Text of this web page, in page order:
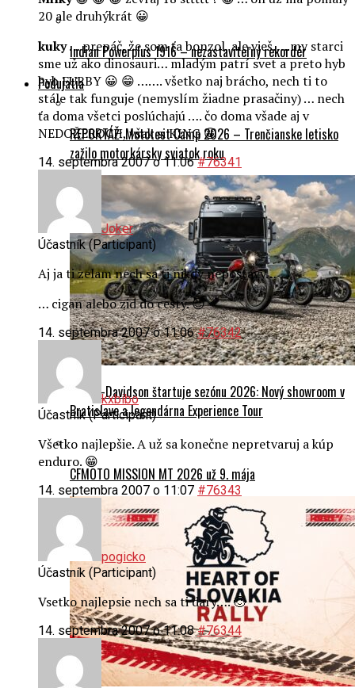
Indian Powerplus 1916 – nezastaviteľný rekordér
Podujatia
REPORTÁŽ: Mototest Camp 2026 – Trenčianske letisko
zažilo motorkársky sviatok roku
Harley-Davidson štartuje sezónu 2026: Nový showroom v
Bratislave a legendárna Experience Tour
CFMOTO MISSION MT 2026 už 9. mája
20 ale druhýkrát 😀
kuky… prepáč, že som ťa bonzol, ale vieš…..my starci
sme už ako dinosauri… mladým patrí svet a preto hyb
hyb FURBY 😀 😁 ……. všetko naj brácho, nech ti to
stále tak funguje (nemyslím žiadne prasačiny) … nech
ťa doma všetci poslúchajú …. čo doma všade aj v
NEDOŽEROCH, však si KING 😁
14. septembra 2007 o 11:06 #76341
Joker
Účastník (Participant)
Aj ja ti zelam nech sa ti nikdy nepostavy…
… cigan alebo zid do cesty. 😈
14. septembra 2007 o 11:06 #76342
kxbibo
Účastník (Participant)
Všetko najlepšie. A už sa konečne nepretvaruj a kúp
enduro. 😁
14. septembra 2007 o 11:07 #76343
pogicko
Účastník (Participant)
Vsetko najlepsie nech sa ti dary…. 🙂
14. septembra 2007 o 11:08 #76344